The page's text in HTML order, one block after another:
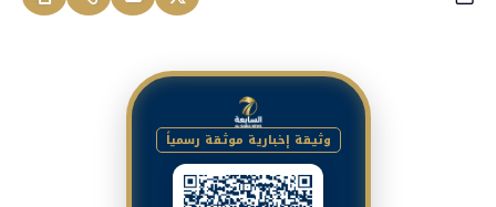
وثيقة إخبارية موثقة رسمياً